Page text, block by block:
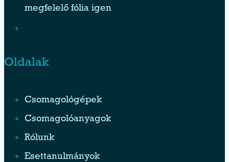
megfelelő fólia igen
Oldalak
Csomagológépek
Csomagolóanyagok
Rólunk
Esettanulmányok